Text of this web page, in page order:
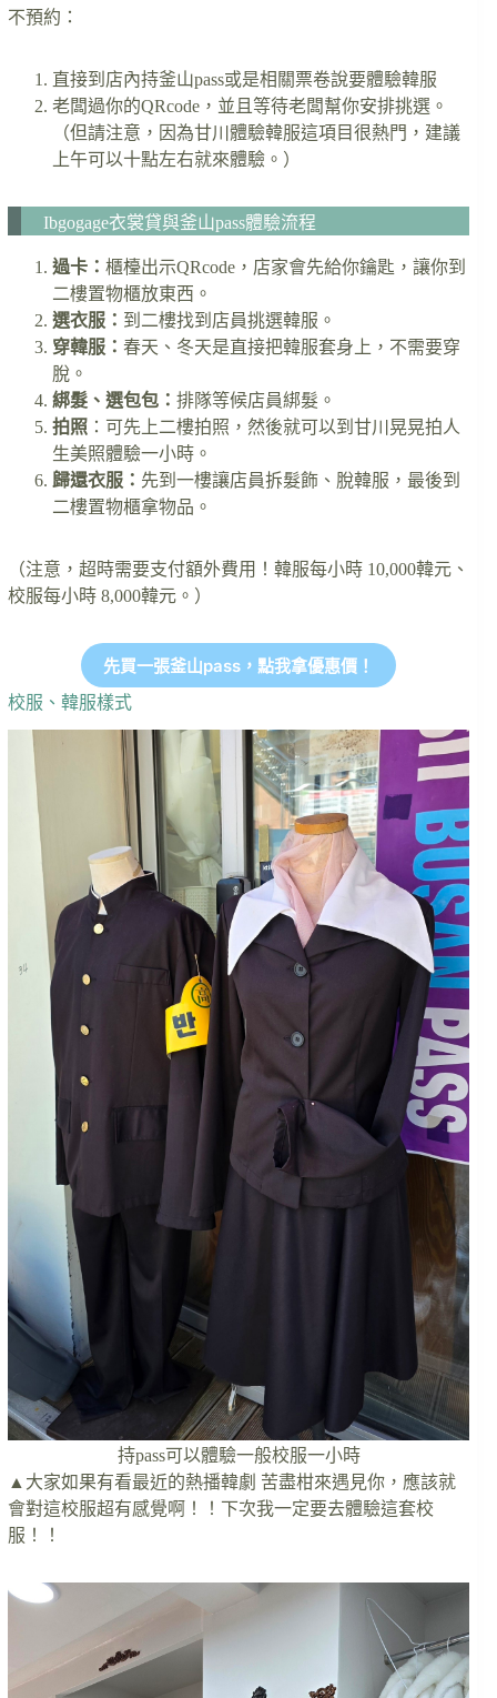
不預約：
直接到店內持釜山pass或是相關票卷說要體驗韓服
老闆過你的QRcode，並且等待老闆幫你安排挑選。
（但請注意，因為甘川體驗韓服這項目很熱門，建議
上午可以十點左右就來體驗。）
Ibgogage衣裳貸與釜山pass體驗流程
過卡： 櫃檯出示QRcode，店家會先給你鑰匙，讓你到
二樓置物櫃放東西。
選衣服： 到二樓找到店員挑選韓服。
穿韓服： 春天、冬天是直接把韓服套身上，不需要穿
脫。
綁髮、選包包： 排隊等候店員綁髮。
拍照 ：可先上二樓拍照，然後就可以到甘川晃晃拍人
生美照體驗一小時。
歸還衣服： 先到一樓讓店員拆髮飾、脫韓服，最後到
二樓置物櫃拿物品。
（注意，超時需要支付額外費用！韓服每小時 10,000韓元、
校服每小時 8,000韓元。）
先買一張釜山pass，點我拿優惠價！
校服、韓服樣式
持pass可以體驗一般校服一小時
▲大家如果有看最近的熱播韓劇 苦盡柑來遇見你，應該就
會對這校服超有感覺啊！！下次我一定要去體驗這套校
服！！